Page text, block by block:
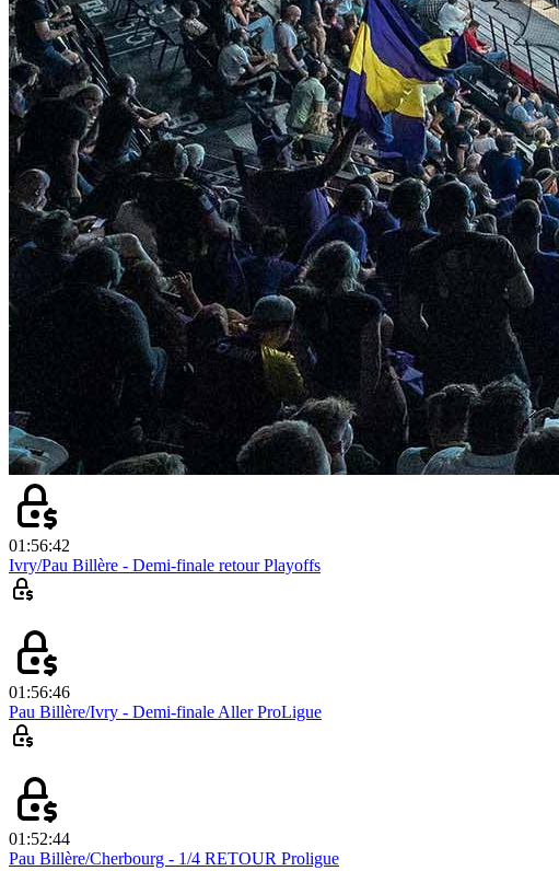
01:56:42
Ivry/Pau Billère - Demi-finale retour Playoffs
01:56:46
Pau Billère/Ivry - Demi-finale Aller ProLigue
01:52:44
Pau Billère/Cherbourg - 1/4 RETOUR Proligue